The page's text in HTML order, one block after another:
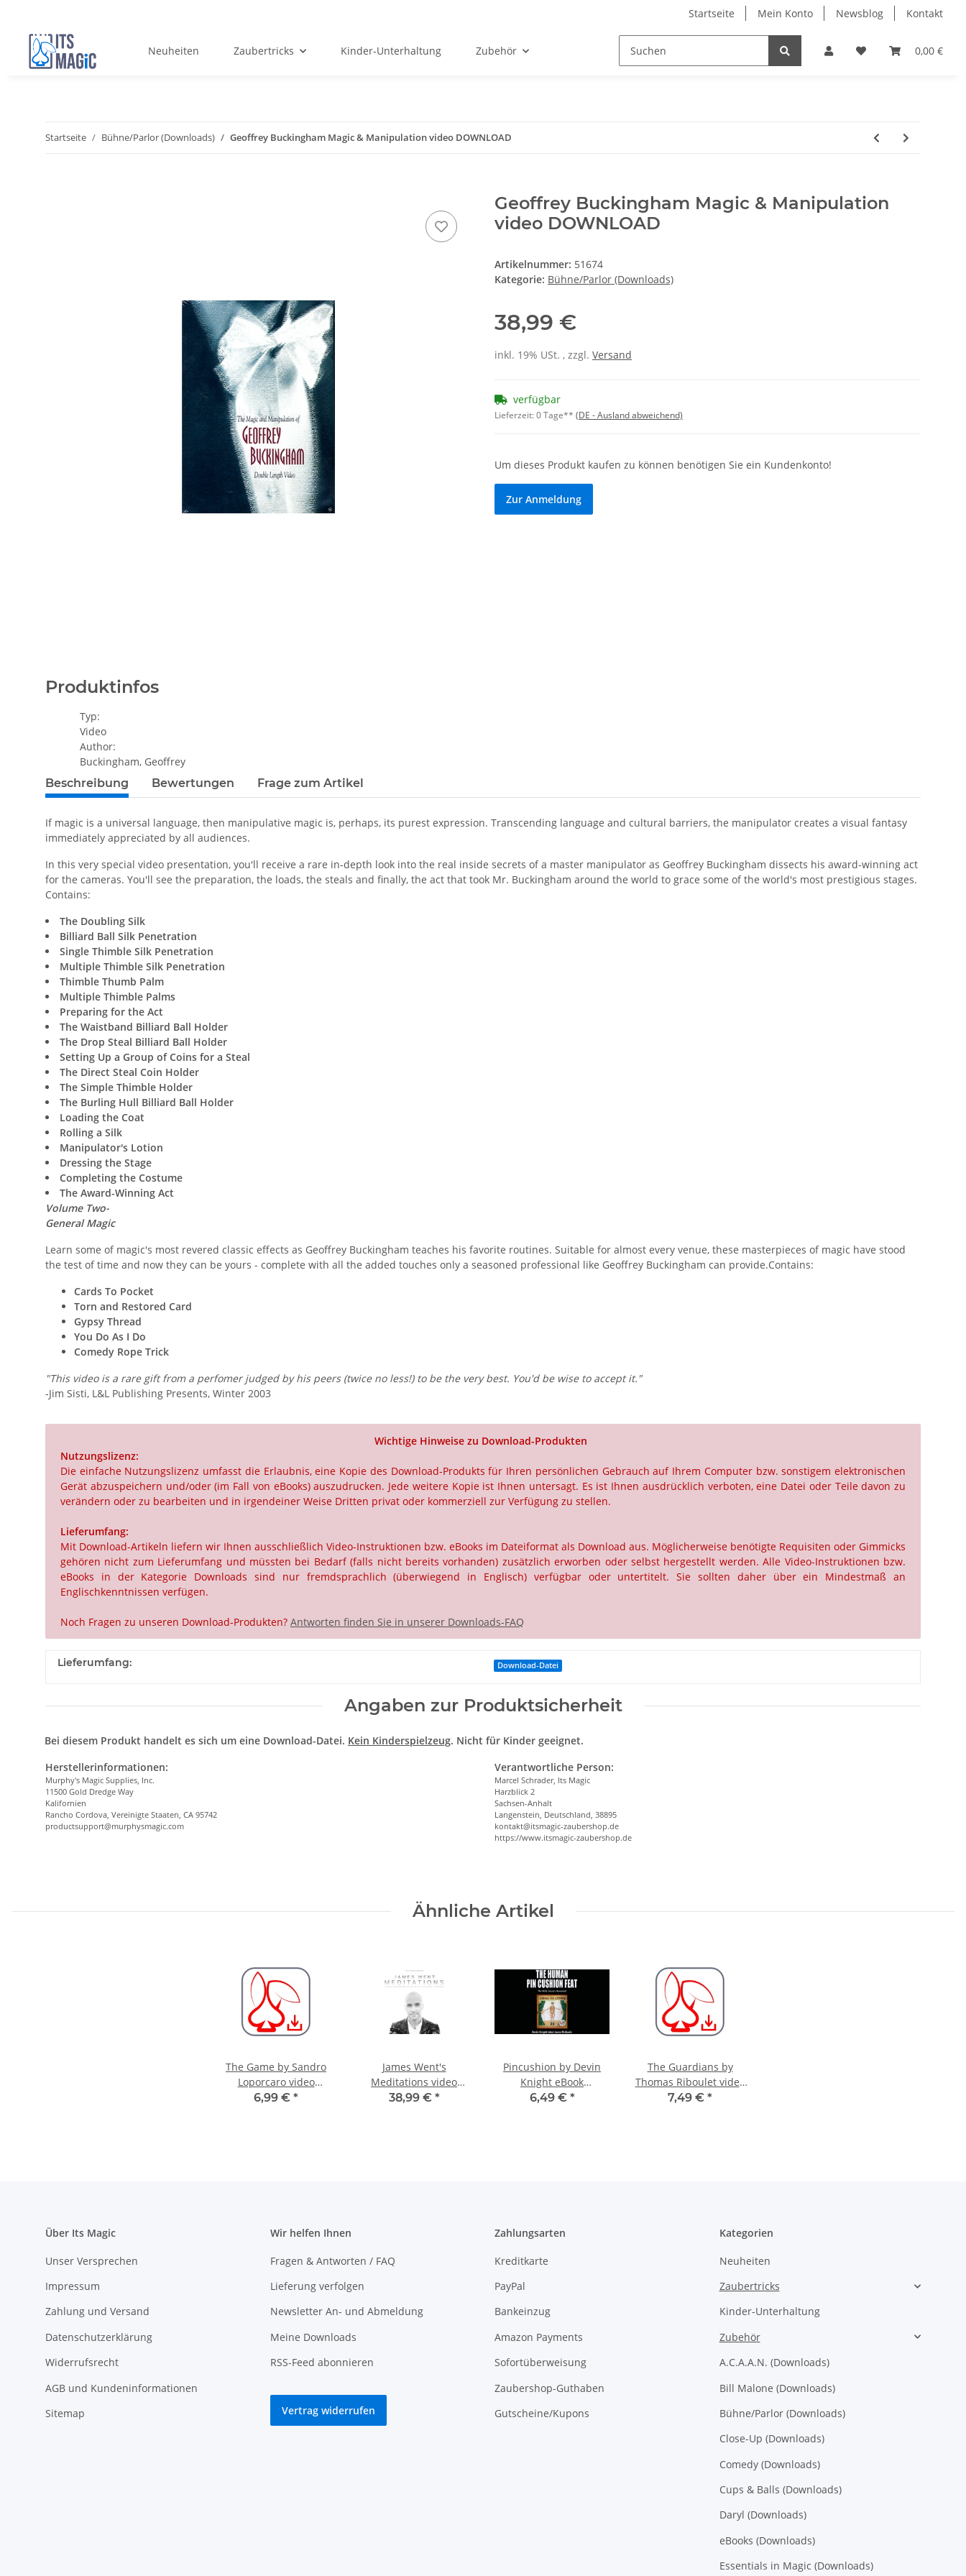
Startseite Mein Konto Newsblog Kontakt
0,00 €
Neuheiten Zaubertricks Kinder-Unterhaltung Zubehör
Startseite Bühne/Parlor (Downloads) Geoffrey Buckingham Magic & Manipulation video DOWNLOAD
Geoffrey Buckingham Magic & Manipulation
video DOWNLOAD
Artikelnummer: 51674
Kategorie: Bühne/Parlor (Downloads)
38,99 €
inkl. 19% USt. , zzgl. Versand
verfügbar
Lieferzeit:0 Tage** (DE - Ausland abweichend)
Um dieses Produkt kaufen zu können benötigen Sie ein Kundenkonto!
Zur Anmeldung
Produktinfos
Typ:
Video
Author:
Buckingham, Geoffrey
Beschreibung
Bewertungen Frage zum Artikel
If magic is a universal language, then manipulative magic is, perhaps, its purest expression. Transcending language and cultural barriers, the manipulator creates a visual fantasy
immediately appreciated by all audiences.
In this very special video presentation, you'll receive a rare in-depth look into the real inside secrets of a master manipulator as Geoffrey Buckingham dissects his award-winning act
for the cameras. You'll see the preparation, the loads, the steals and finally, the act that took Mr. Buckingham around the world to grace some of the world's most prestigious stages.
Contains:
The Doubling Silk
Billiard Ball Silk Penetration
Single Thimble Silk Penetration
Multiple Thimble Silk Penetration
Thimble Thumb Palm
Multiple Thimble Palms
Preparing for the Act
The Waistband Billiard Ball Holder
The Drop Steal Billiard Ball Holder
Setting Up a Group of Coins for a Steal
The Direct Steal Coin Holder
The Simple Thimble Holder
The Burling Hull Billiard Ball Holder
Loading the Coat
Rolling a Silk
Manipulator's Lotion
Dressing the Stage
Completing the Costume
The Award-Winning Act
Volume Two-
General Magic
Learn some of magic's most revered classic effects as Geoffrey Buckingham teaches his favorite routines. Suitable for almost every venue, these masterpieces of magic have stood
the test of time and now they can be yours - complete with all the added touches only a seasoned professional like Geoffrey Buckingham can provide.Contains:
Cards To Pocket
Torn and Restored Card
Gypsy Thread
You Do As I Do
Comedy Rope Trick
"This video is a rare gift from a perfomer judged by his peers (twice no less!) to be the very best. You'd be wise to accept it."
-Jim Sisti, L&L Publishing Presents, Winter 2003
Wichtige Hinweise zu Download-Produkten
Nutzungslizenz:
Die einfache Nutzungslizenz umfasst die Erlaubnis, eine Kopie des Download-Produkts für Ihren persönlichen Gebrauch auf Ihrem Computer bzw. sonstigem elektronischen
Gerät abzuspeichern und/oder (im Fall von eBooks) auszudrucken. Jede weitere Kopie ist Ihnen untersagt. Es ist Ihnen ausdrücklich verboten, eine Datei oder Teile davon zu
verändern oder zu bearbeiten und in irgendeiner Weise Dritten privat oder kommerziell zur Verfügung zu stellen.
Lieferumfang:
Mit Download-Artikeln liefern wir Ihnen ausschließlich Video-Instruktionen bzw. eBooks im Dateiformat als Download aus. Möglicherweise benötigte Requisiten oder Gimmicks
gehören nicht zum Lieferumfang und müssten bei Bedarf (falls nicht bereits vorhanden) zusätzlich erworben oder selbst hergestellt werden. Alle Video-Instruktionen bzw.
eBooks in der Kategorie Downloads sind nur fremdsprachlich (überwiegend in Englisch) verfügbar oder untertitelt. Sie sollten daher über ein Mindestmaß an
Englischkenntnissen verfügen.
Noch Fragen zu unseren Download-Produkten? Antworten finden Sie in unserer Downloads-FAQ
Lieferumfang: Download-Datei
Angaben zur Produktsicherheit
Bei diesem Produkt handelt es sich um eine Download-Datei. Kein Kinderspielzeug. Nicht für Kinder geeignet.
Herstellerinformationen:
Murphy's Magic Supplies, Inc.
11500 Gold Dredge Way
Kalifornien
Rancho Cordova, Vereinigte Staaten, CA 95742
productsupport@murphysmagic.com
Verantwortliche Person:
Marcel Schrader, Its Magic
Harzblick 2
Sachsen-Anhalt
Langenstein, Deutschland, 38895
kontakt@itsmagic-zaubershop.de
https://www.itsmagic-zaubershop.de
Ähnliche Artikel
The Game by Sandro
Loporcaro video
DOWNLOAD
6,99 € *
James Went's
Meditations video
DOWNLOAD
38,99 € *
Pincushion by Devin
Knight eBook
DOWNLOAD
6,49 € *
The Guardians by
Thomas Riboulet video
DOWNLOAD
7,49 € *
Über Its Magic
Unser Versprechen
Impressum
Zahlung und Versand
Datenschutzerklärung
Widerrufsrecht
AGB und Kundeninformationen
Sitemap
Wir helfen Ihnen
Fragen & Antworten / FAQ
Lieferung verfolgen
Newsletter An- und Abmeldung
Meine Downloads
RSS-Feed abonnieren
Vertrag widerrufen
Zahlungsarten
Kreditkarte
PayPal
Bankeinzug
Amazon Payments
Sofortüberweisung
Zaubershop-Guthaben
Gutscheine/Kupons
Kategorien
Neuheiten
Zaubertricks
Kinder-Unterhaltung
Zubehör
A.C.A.A.N. (Downloads)
Bill Malone (Downloads)
Bühne/Parlor (Downloads)
Close-Up (Downloads)
Comedy (Downloads)
Cups & Balls (Downloads)
Daryl (Downloads)
eBooks (Downloads)
Essentials in Magic (Downloads)